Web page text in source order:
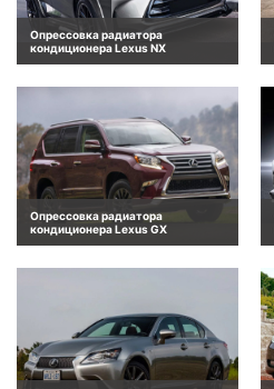
Опрессовка радиатора
кондиционера Lexus NX
Опрессовка радиатора
кондиционера Lexus GX